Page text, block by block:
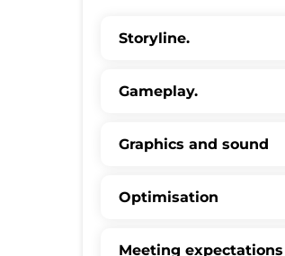
Storyline.
Gameplay.
Graphics and sound
Optimisation
Meeting expectations